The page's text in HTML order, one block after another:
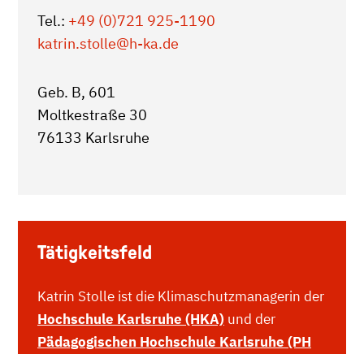
Tel.: +49 (0)721 925-1190
katrin.stolle@h-ka.de
Geb. B, 601
Moltkestraße 30
76133 Karlsruhe
Tätigkeitsfeld
Katrin Stolle ist die Klimaschutzmanagerin der
Hochschule Karlsruhe (HKA) und der
Pädagogischen Hochschule Karlsruhe (PH